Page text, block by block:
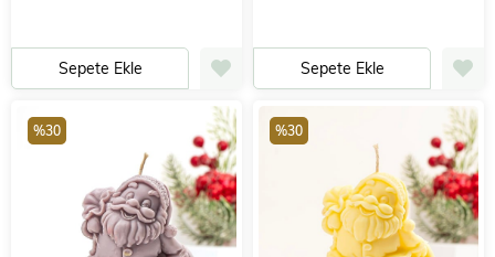
Sepete Ekle Sepete Ekle
%30 %30